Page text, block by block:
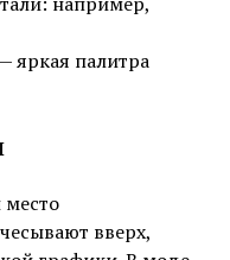
яркая палитра
вверх,